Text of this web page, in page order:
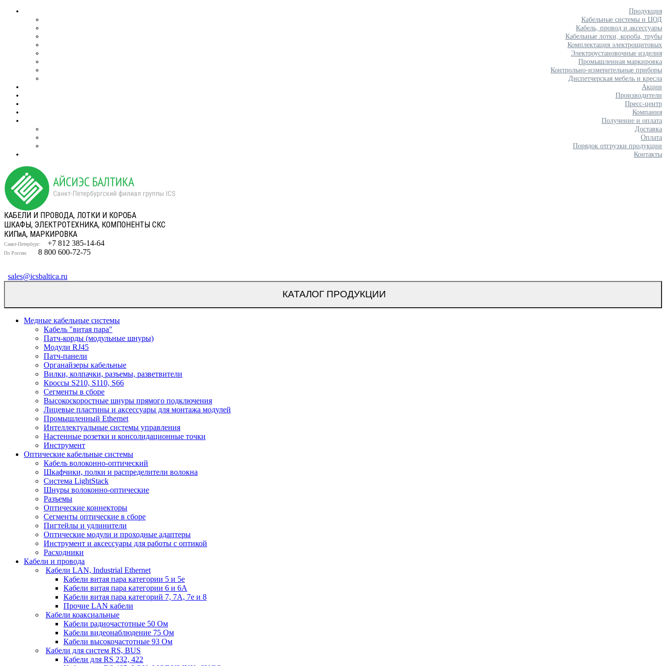
Продукция
Кабельные системы и ЦОД
Кабель, провод и аксессуары
Кабельные лотки, короба, трубы
Комплектация электрощитовых
Электроустановочные изделия
Промышленная маркировка
Контрольно-измерительные приборы
Диспетчерская мебель и кресла
Акции
Производители
Пресс-центр
Компания
Получение и оплата
Доставка
Оплата
Порядок отгрузки продукции
Контакты
КАБЕЛИ И ПРОВОДА, ЛОТКИ И КОРОБА
ШКАФЫ, ЭЛЕКТРОТЕХНИКА, КОМПОНЕНТЫ СКС
КИПиА, МАРКИРОВКА
Санкт-Петербург: +7 812 385-14-64
По России: 8 800 600-72-75
sales@icsbaltica.ru
КАТАЛОГ ПРОДУКЦИИ
Медные кабельные системы
Кабель "витая пара"
Патч-корды (модульные шнуры)
Модули RJ45
Патч-панели
Органайзеры кабельные
Вилки, колпачки, разъемы, разветвители
Кроссы S210, S110, S66
Сегменты в сборе
Высокоскоростные шнуры прямого подключения
Лицевые пластины и аксессуары для монтажа модулей
Промышленный Ethernet
Интеллектуальные системы управления
Настенные розетки и консолидационные точки
Инструмент
Оптические кабельные системы
Кабель волоконно-оптический
Шкафчики, полки и распределители волокна
Система LightStack
Шнуры волоконно-оптические
Разъемы
Оптические коннекторы
Сегменты оптические в сборе
Пигтейлы и удлинители
Оптические модули и проходные адаптеры
Инструмент и аксессуары для работы с оптикой
Расходники
Кабели и провода
Кабели LAN, Industrial Ethernet
Кабели витая пара категории 5 и 5е
Кабели витая пара категории 6 и 6A
Кабели витая пара категорий 7, 7А, 7е и 8
Прочие LAN кабели
Кабели коаксиальные
Кабели радиочастотные 50 Ом
Кабели видеонаблюдение 75 Ом
Кабели высокочастотные 93 Ом
Кабели для систем RS, BUS
Кабели для RS 232, 422